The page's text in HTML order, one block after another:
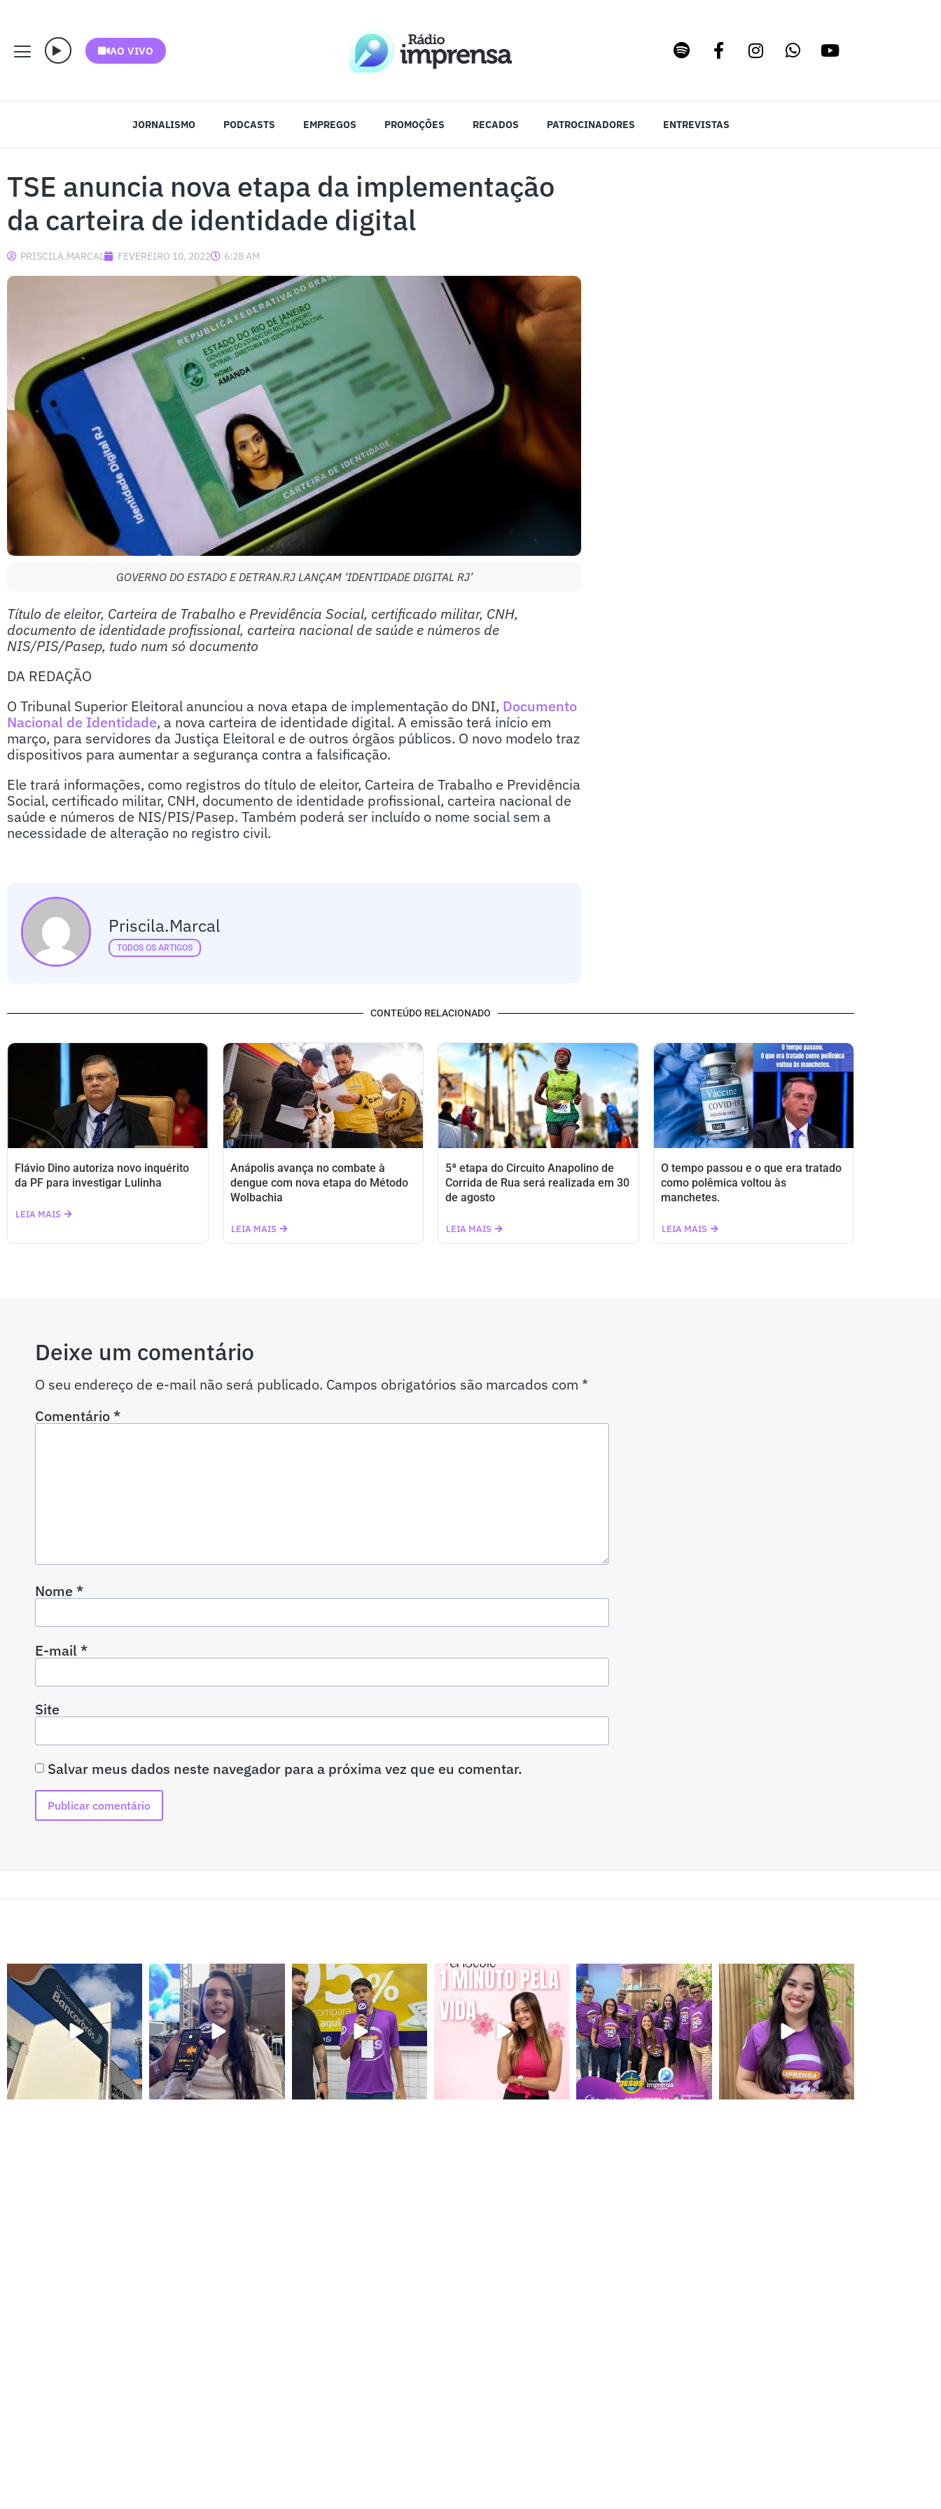
AO VIVO
JORNALISMO PODCASTS EMPREGOS PROMOÇÕES RECADOS PATROCINADORES ENTREVISTAS
TSE anuncia nova etapa da implementação
da carteira de identidade digital
PRISCILA.MARCAL FEVEREIRO 10, 2022 6:28 AM
GOVERNO DO ESTADO E DETRAN.RJ LANÇAM ‘IDENTIDADE DIGITAL RJ’
Título de eleitor, Carteira de Trabalho e Previdência Social, certificado militar, CNH,
documento de identidade profissional, carteira nacional de saúde e números de
NIS/PIS/Pasep, tudo num só documento
DA REDAÇÃO
O Tribunal Superior Eleitoral anunciou a nova etapa de implementação do DNI, Documento
Nacional de Identidade, a nova carteira de identidade digital. A emissão terá início em
março, para servidores da Justiça Eleitoral e de outros órgãos públicos. O novo modelo traz
dispositivos para aumentar a segurança contra a falsificação.
Ele trará informações, como registros do título de eleitor, Carteira de Trabalho e Previdência
Social, certificado militar, CNH, documento de identidade profissional, carteira nacional de
saúde e números de NIS/PIS/Pasep. Também poderá ser incluído o nome social sem a
necessidade de alteração no registro civil.
Priscila.marcal
TODOS OS ARTIGOS
CONTEÚDO RELACIONADO
Flávio Dino autoriza novo inquérito
da PF para investigar Lulinha
LEIA MAIS
Anápolis avança no combate à
dengue com nova etapa do Método
Wolbachia
LEIA MAIS
5ª etapa do Circuito Anapolino de
Corrida de Rua será realizada em 30
de agosto
LEIA MAIS
O tempo passou e o que era tratado
como polêmica voltou às
manchetes.
LEIA MAIS
Deixe um comentário
O seu endereço de e-mail não será publicado. Campos obrigatórios são marcados com *
Comentário*
Nome*
E-mail*
Site
Salvar meus dados neste navegador para a próxima vez que eu comentar.